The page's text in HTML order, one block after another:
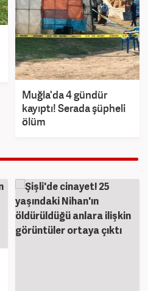
Muğla'da 4 gündür
kayıptı! Serada şüpheli
ölüm